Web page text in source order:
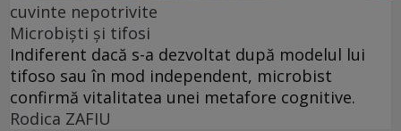
cuvinte nepotrivite
Microbiști și tifosi
Indiferent dacă s-a dezvoltat după modelul lui
tifoso sau în mod independent, microbist
confirmă vitalitatea unei metafore cognitive.
Rodica ZAFIU